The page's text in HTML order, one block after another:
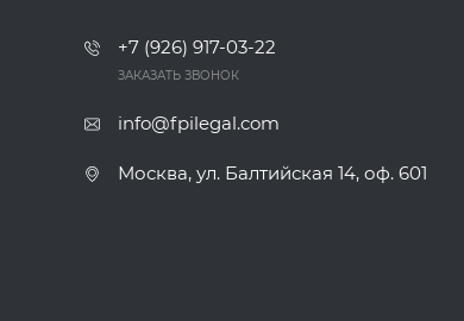
+7 (926) 917-03-22
ЗАКАЗАТЬ ЗВОНОК
info@fpilegal.com
Москва, ул. Балтийская 14, оф. 601